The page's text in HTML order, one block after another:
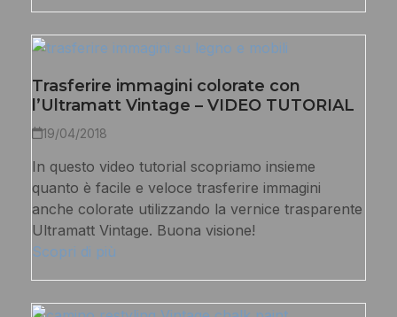
Trasferire immagini colorate con
l’Ultramatt Vintage – VIDEO TUTORIAL
19/04/2018
In questo video tutorial scopriamo insieme
quanto è facile e veloce trasferire immagini
anche colorate utilizzando la vernice trasparente
Ultramatt Vintage. Buona visione!
Scopri di più